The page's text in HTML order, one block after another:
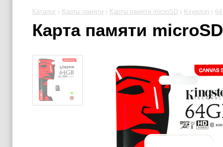
Каталог Карты памяти Карты памяти microSD Kingston
Карта памяти